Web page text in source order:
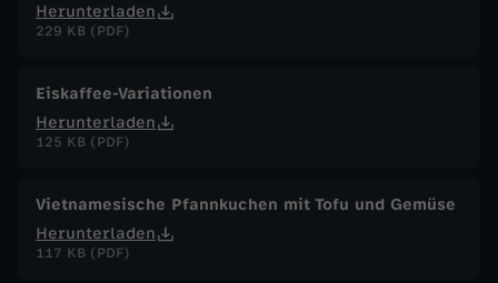
Herunterladen
229 KB (PDF)
Eiskaffee-Variationen
Herunterladen
125 KB (PDF)
Vietnamesische Pfannkuchen mit Tofu und Gemüse
Herunterladen
117 KB (PDF)